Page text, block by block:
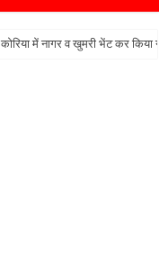
में नागर व खुमरी भेंट कर किया